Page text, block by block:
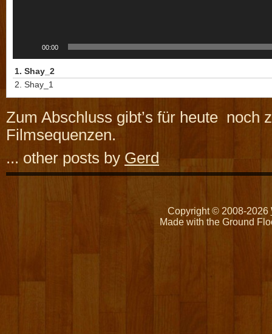
00:00
1. Shay_2
2. Shay_1
Zum Abschluss gibt’s für heute noch
Filmsequenzen.
... other posts by Gerd
Copyright © 2008-2026
Made with the Ground